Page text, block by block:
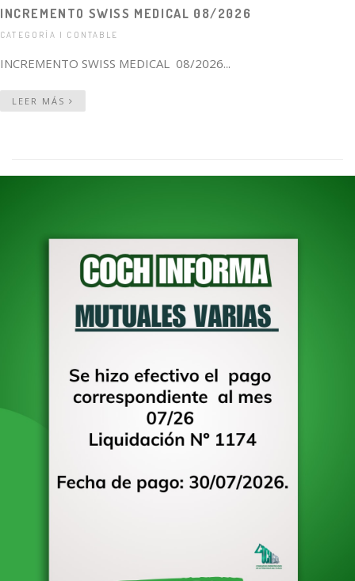
INCREMENTO SWISS MEDICAL 08/2026
CATEGORÍA | CONTABLE
INCREMENTO SWISS MEDICAL 08/2026...
LEER MÁS